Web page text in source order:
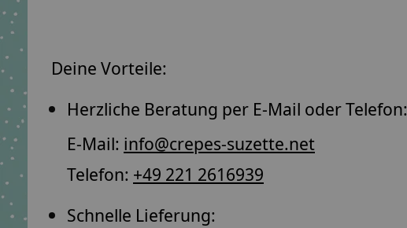
Deine Vorteile:
Herzliche Beratung per E-Mail oder Telefon:
E-Mail: info@crepes-suzette.net
Telefon: +49 221 2616939
Schnelle Lieferung: